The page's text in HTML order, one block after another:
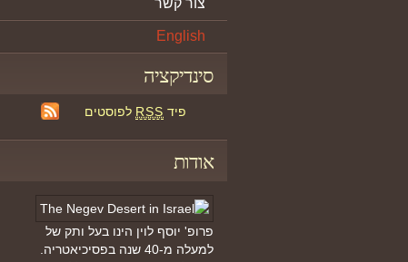
צור קשר
English
סינדיקציה
פיד RSS לפוסטים
אודות
פרופ' יוסף לוין הינו בעל ותק של
למעלה מ-40 שנה בפסיכיאטריה.